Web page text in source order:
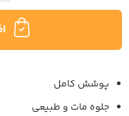
کانسیلر تارت شیپ تیپ عدد
پوشش کامل
جلوه مات و طبیعی